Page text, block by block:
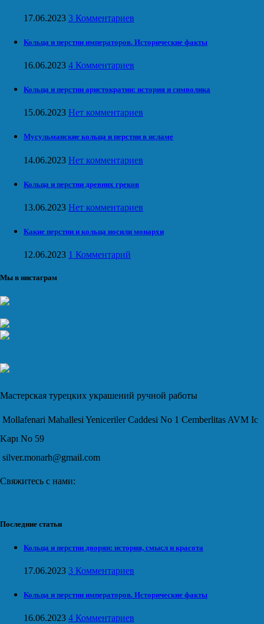
17.06.2023 3 Комментариев
Кольца и перстни императоров. Исторические факты
16.06.2023 4 Комментариев
Кольца и перстни аристократии: история и символика
15.06.2023 Нет комментариев
Мусульманские кольца и перстни в исламе
14.06.2023 Нет комментариев
Кольца и перстни древних греков
13.06.2023 Нет комментариев
Какие перстни и кольца носили монархи
12.06.2023 1 Комментарий
Мы в инстаграм
Мастерская турецких украшений ручной работы
Mollafenari Mahallesi Yeniceriler Caddesi No 1 Cemberlitas AVM Ic
Kapı No 59
silver.monarh@gmail.com
Свяжитесь с нами:
Последние статьи
Кольца и перстни дворян: история, смысл и красота
17.06.2023 3 Комментариев
Кольца и перстни императоров. Исторические факты
16.06.2023 4 Комментариев